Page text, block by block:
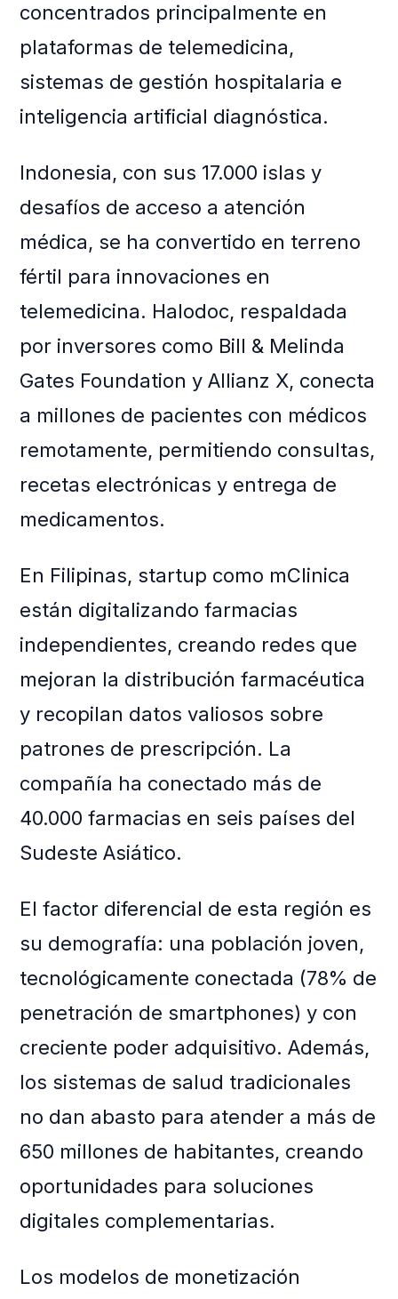
concentrados principalmente en
plataformas de telemedicina,
sistemas de gestión hospitalaria e
inteligencia artificial diagnóstica.
Indonesia, con sus 17.000 islas y
desafíos de acceso a atención
médica, se ha convertido en terreno
fértil para innovaciones en
telemedicina. Halodoc, respaldada
por inversores como Bill & Melinda
Gates Foundation y Allianz X, conecta
a millones de pacientes con médicos
remotamente, permitiendo consultas,
recetas electrónicas y entrega de
medicamentos.
En Filipinas, startup como mClinica
están digitalizando farmacias
independientes, creando redes que
mejoran la distribución farmacéutica
y recopilan datos valiosos sobre
patrones de prescripción. La
compañía ha conectado más de
40.000 farmacias en seis países del
Sudeste Asiático.
El factor diferencial de esta región es
su demografía: una población joven,
tecnológicamente conectada (78% de
penetración de smartphones) y con
creciente poder adquisitivo. Además,
los sistemas de salud tradicionales
no dan abasto para atender a más de
650 millones de habitantes, creando
oportunidades para soluciones
digitales complementarias.
Los modelos de monetización